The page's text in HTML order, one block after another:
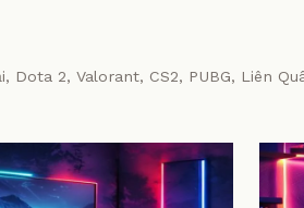
2, Valorant, CS2, PUBG, Liên